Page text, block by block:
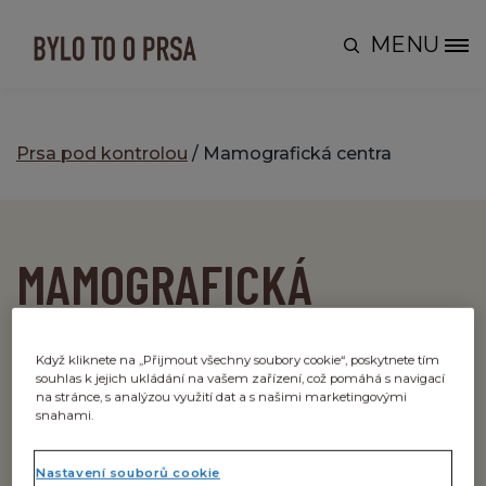
Site Logo MENU
Prsa pod kontrolou / Mamografická centra
MAMOGRAFICKÁ
CENTRA
akreditovaná zdravotnická pracoviště pro
preventivní (screeningová) i diagnostická
Když kliknete na „Přijmout všechny soubory cookie“, poskytnete tím
souhlas k jejich ukládání na vašem zařízení, což pomáhá s navigací
na stránce, s analýzou využití dat a s našimi marketingovými
snahami.
Nastavení souborů cookie